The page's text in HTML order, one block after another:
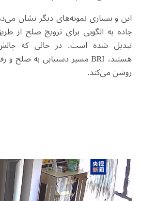
این و بسیاری نمونه‌های دیگر نشان
جاده به الگویی برای ترویج صلح از
تبدیل شده است. در حالی که
هستند، BRIمسیر دستیابی به صلح و
روشن می‌کند.